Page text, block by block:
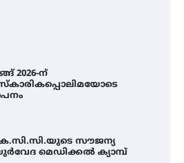
2026-ന്
സൗജന്യ
മെഡിക്കൽ ക്യാമ്പ്